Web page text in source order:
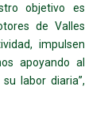
objetivo es
de Valles
impulsen
apoyando al
labor diaria”,